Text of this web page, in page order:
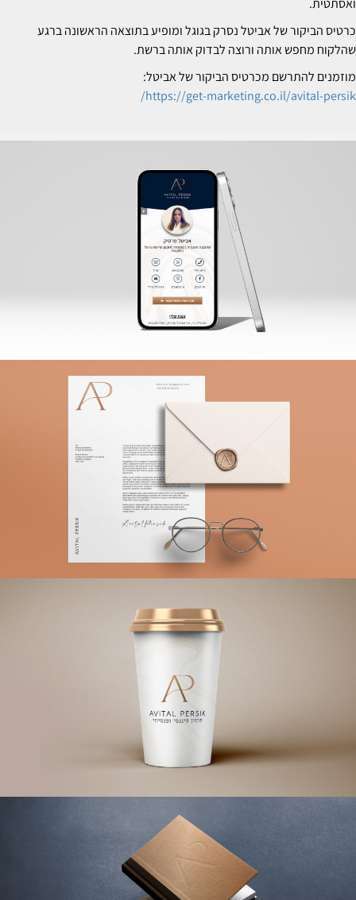
הביקור של אביטל נסרק בגוגל ומופיע בתוצאה הראשונה ברגע
מחפש אותה ורוצה לבדוק אותה ברשת.
להתרשם מכרטיס הביקור של אביטל:
https://get-marketing.co.il/avital-